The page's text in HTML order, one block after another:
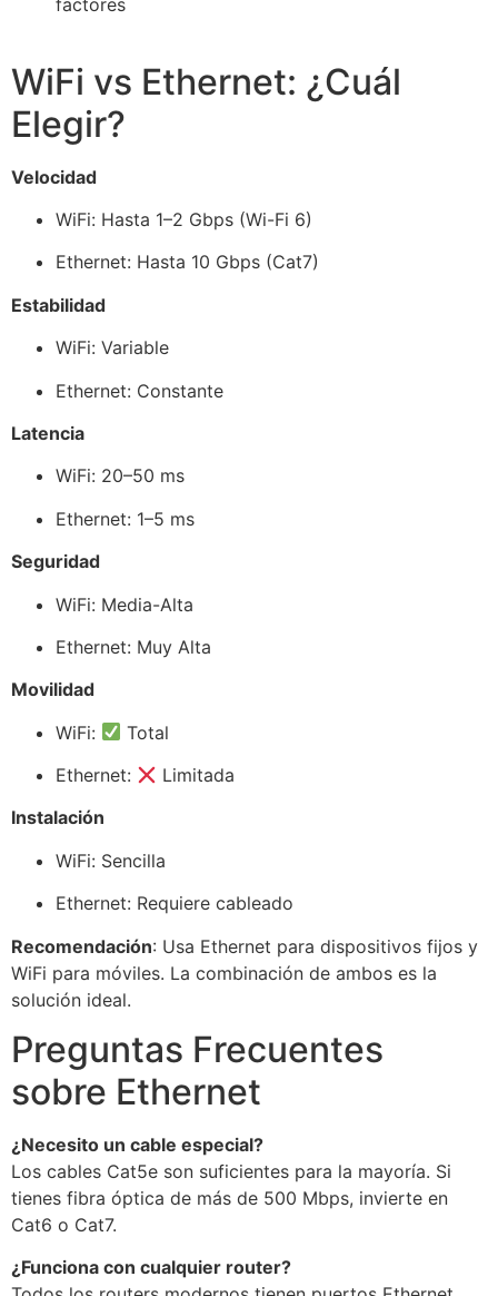
factores
WiFi vs Ethernet: ¿Cuál
Elegir?
Velocidad
WiFi: Hasta 1–2 Gbps (Wi-Fi 6)
Ethernet: Hasta 10 Gbps (Cat7)
Estabilidad
WiFi: Variable
Ethernet: Constante
Latencia
WiFi: 20–50 ms
Ethernet: 1–5 ms
Seguridad
WiFi: Media-Alta
Ethernet: Muy Alta
Movilidad
WiFi:
Total
Ethernet:
Limitada
Instalación
WiFi: Sencilla
Ethernet: Requiere cableado
Recomendación: Usa Ethernet para dispositivos fijos y
WiFi para móviles. La combinación de ambos es la
solución ideal.
Preguntas Frecuentes
sobre Ethernet
¿Necesito un cable especial?
Los cables Cat5e son suficientes para la mayoría. Si
tienes fibra óptica de más de 500 Mbps, invierte en
Cat6 o Cat7.
¿Funciona con cualquier router?